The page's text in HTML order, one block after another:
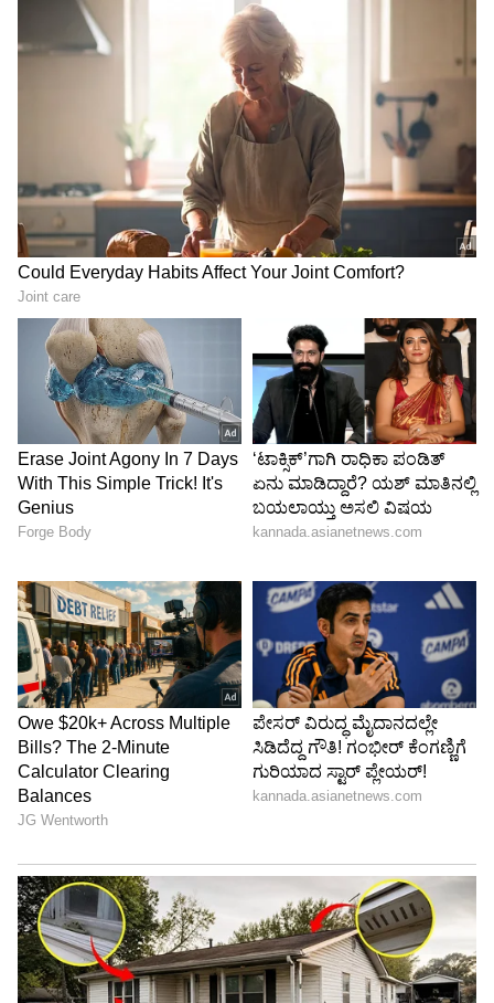
Image Credit : Instagram
ಮಷಿನ್​ ನಂಬಿಬಿಟ್ರಾ ನಟ?
ಸ್ಮಾರ್ಟ್​ವಾಚ್​ ನಂಬಿದ್ದ ಅವರು ಎದೆ ನೋವು ಇದ್ದರೂ ಏನೂ
ಆಗಿಲ್ಲ ಎಂದು ಮಲಗಿದ್ದಾರೆ. ಆದರೆ ಮಧ್ಯರಾತ್ರಿ ನೋವು
ಹೆಚ್ಚಾದಾಗ ಆಸ್ಪತ್ರೆಗೆ ದಾಖಲಿಸಲಾಗಿತ್ತು. ಆದರೆ ಅವರು
ಬದುಕಿ ಉಳಿಯಲೇ ಇಲ್ಲ. ಸ್ಮಾರ್ಟ್​ವಾಚ್​ನಂಥ ಮಷಿನ್​
ನಂಬಿ ತಮ್ಮ ಜೀವವನ್ನೇ ಕಳೆದುಕೊಂಡು ಬಿಟ್ರಾ ಎಂದು
ಅವರನ್ನು ಹತ್ತಿರದಿಂದ ಬಲ್ಲವರು ಪ್ರಶ್ನಿಸುತ್ತಿದ್ದಾರೆ.
5
Image Credit : Instagram
ಚರ್ಚೆ ಆರಂಭ
ಮನೆಯಲ್ಲಿಯೇ ನಮ್ಮ ಆರೋಗ್ಯವನ್ನು ನೋಡಿಕೊಳ್ಳಲು
ಕೆಲವೊಂದು ಯಂತ್ರಗಳು ಮಾರುಕಟ್ಟೆಯಲ್ಲಿ ಲಭ್ಯ ಇವೆ.
ನೋಡಿಕೊಳ್ಳಬಹುದು. ಆದರೆ ಅದು ಎಷ್ಟರಮಟ್ಟಿಗೆ ಕೆಲಸ
ನಿರ್ವಹಿಸುತ್ತದೆ, ಪದೇ ಪದೇ ಅದನ್ನೇ ನಂಬಿ ಜನರು
ಬದುಕುವುದು ಎಷ್ಟು ಅಪ್ರಸ್ತುತ ಎನ್ನುವ ಬಗ್ಗೆ ದಿಲೀಪ್​​ ರಾಜ್​
ಅವರ ಪ್ರಕರಣ ಚರ್ಚೆಯನ್ನು ಹುಟ್ಟುಹಾಕಿದೆ.